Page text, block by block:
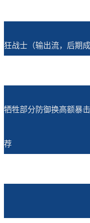
狂战士（输出流，后期成
牺牲部分防御换高额暴
荐